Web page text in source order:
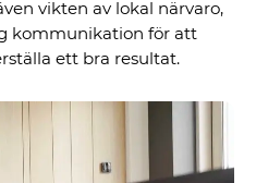
vikten av lokal närvaro,
kommunikation för att
ett bra resultat.